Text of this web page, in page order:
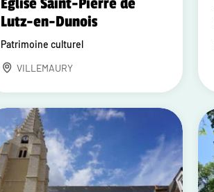
Lutz-en-Dunois
Patrimoine culturel
VILLEMAURY